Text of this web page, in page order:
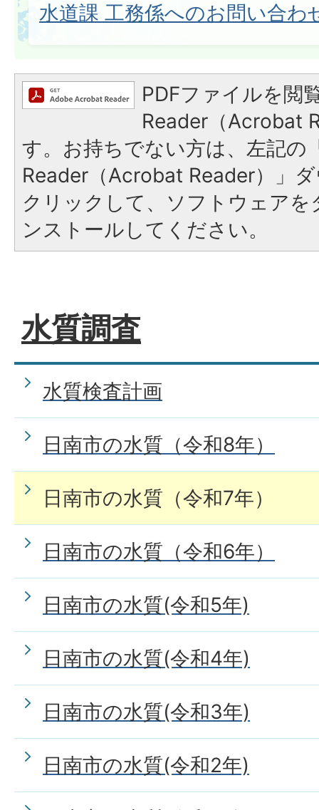
水道課 工務係へのお問い合わ
PDFファイルを閲
Reader（Acrobat
す。お持ちでない方は、左記の
Reader（Acrobat Reader）」
クリックして、ソフトウェア
ンストールしてください。
水質調査
水質検査計画
日南市の水質（令和8年）
日南市の水質（令和7年）
日南市の水質（令和6年）
日南市の水質(令和5年)
日南市の水質(令和4年)
日南市の水質(令和3年)
日南市の水質(令和2年)